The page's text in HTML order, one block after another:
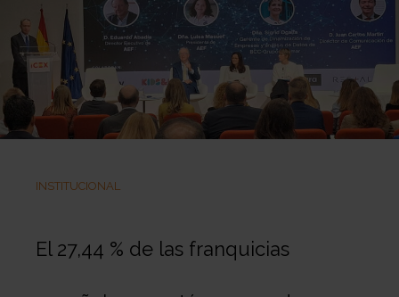
INSTITUCIONAL
El 27,44 % de las franquicias